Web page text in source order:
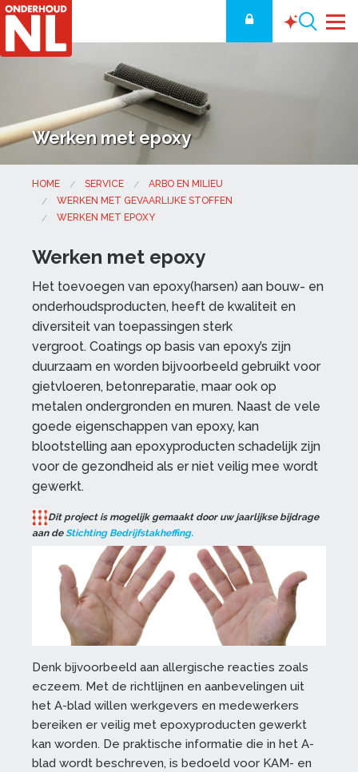
Werken met epoxy
HOME SERVICE
ARBO EN MILIEU
WERKEN MET GEVAARLIJKE STOFFEN
WERKEN MET EPOXY
Werken met epoxy
Het toevoegen van epoxy(harsen) aan bouw- en
onderhoudsproducten, heeft de kwaliteit en
diversiteit van toepassingen sterk
vergroot. Coatings op basis van epoxy’s zijn
duurzaam en worden bijvoorbeeld gebruikt voor
gietvloeren, betonreparatie, maar ook op
metalen ondergronden en muren. Naast de vele
goede eigenschappen van epoxy, kan
blootstelling aan epoxyproducten schadelijk zijn
voor de gezondheid als er niet veilig mee wordt
gewerkt.
Dit project is mogelijk gemaakt door uw jaarlijkse bijdrage
aan deStichting Bedrijfstakheffing.
Denk bijvoorbeeld aan allergische reacties zoals
eczeem. Met de richtlijnen en aanbevelingen uit
het A-blad willen werkgevers en medewerkers
bereiken er veilig met epoxyproducten gewerkt
kan worden. De praktische informatie die in het A-
blad wordt beschreven, is bedoeld voor KAM- en